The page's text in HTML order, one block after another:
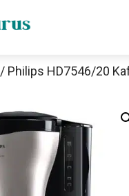
/ Philips HD7546/20